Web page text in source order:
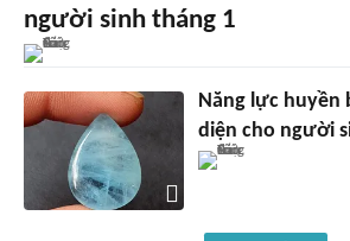
người sinh tháng 1
Năng lực huyền
diện cho người